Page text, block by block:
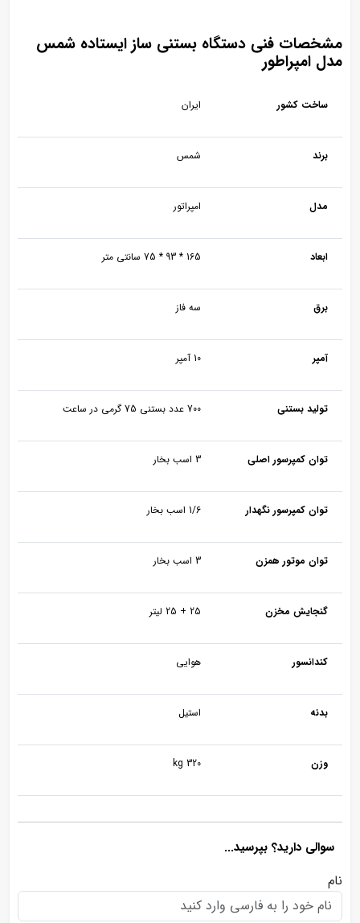
مشخصات فنی دستگاه بستنی ساز ایستاده شمس
مدل امپراطور
ساخت کشور ایران
برند شمس
مدل امپراتور
ابعاد 165 * 93 * 75 سانتی متر
برق سه فاز
آمپر 10 آمپر
تولید بستنی 700 عدد بستنی 75 گرمی در ساعت
توان کمپرسور اصلی 3 اسب بخار
توان کمپرسور نگهدار 1/6 اسب بخار
توان موتور همزن 3 اسب بخار
گنجایش مخزن 25 + 25 لیتر
کندانسور هوایی
بدنه استیل
وزن 320 kg
سوالی دارید؟ بپرسید...
نام